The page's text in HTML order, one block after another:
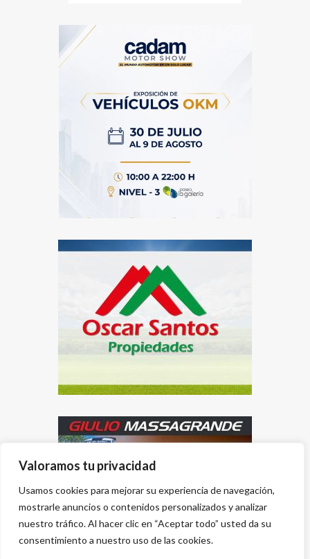
Valoramos tu privacidad
Usamos cookies para mejorar su experiencia de navegación,
mostrarle anuncios o contenidos personalizados y analizar
nuestro tráfico. Al hacer clic en “Aceptar todo” usted da su
consentimiento a nuestro uso de las cookies.